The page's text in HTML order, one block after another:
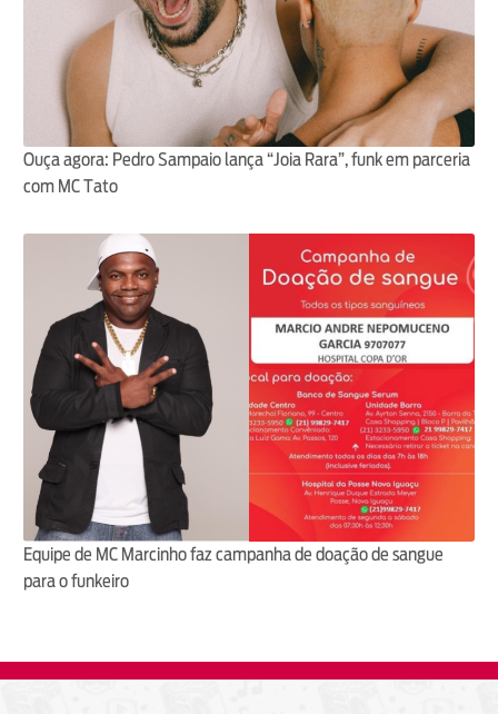
Ouça agora: Pedro Sampaio lança “Joia Rara”, funk em parceria
com MC Tato
Equipe de MC Marcinho faz campanha de doação de sangue
para o funkeiro